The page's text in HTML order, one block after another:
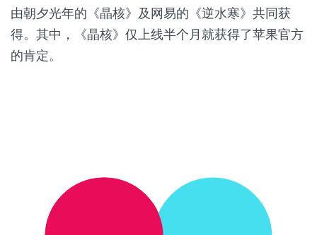
由朝夕光年的《晶核》及网易的《逆水寒》共同获
得。其中，《晶核》仅上线半个月就获得了苹果官方
的肯定。